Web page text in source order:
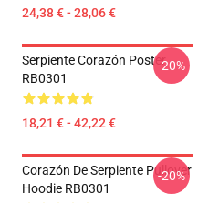
24,38 € - 28,06 €
Serpiente Corazón Poster
RB0301
18,21 € - 42,22 €
-20%
Corazón De Serpiente Pullover
Hoodie RB0301
-20%